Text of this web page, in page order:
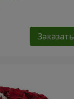
Заказать